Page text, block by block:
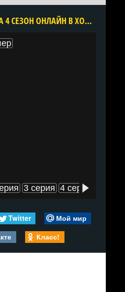
CМОТРЕТЬ АТЛАНТА 4 СЕЗОН ОНЛАЙН В ХОРОШЕМ КАЧЕСТВЕ ВСЕ СЕРИИ ПОДРЯД БЕСПЛАТНО
3 серия 4 серия
Twitter
Мой мир
Класс!